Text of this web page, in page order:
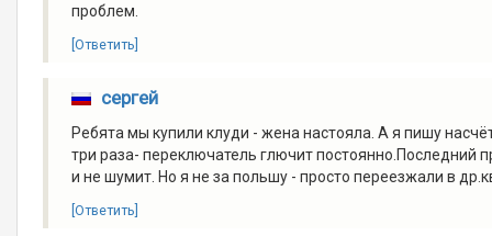
проблем.
[Ответить]
сергей
Ребята мы купили клуди - жена настояла. А я пишу
три раза- переключатель глючит постоянно.Последний
и не шумит. Но я не за польшу - просто переезжали в
[Ответить]